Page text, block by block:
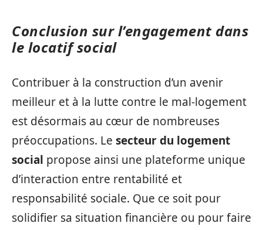
Conclusion sur l’engagement dans
le locatif social
Contribuer à la construction d’un avenir
meilleur et à la lutte contre le mal-logement
est désormais au cœur de nombreuses
préoccupations. Le secteur du logement
social propose ainsi une plateforme unique
d’interaction entre rentabilité et
responsabilité sociale. Que ce soit pour
solidifier sa situation financière ou pour faire